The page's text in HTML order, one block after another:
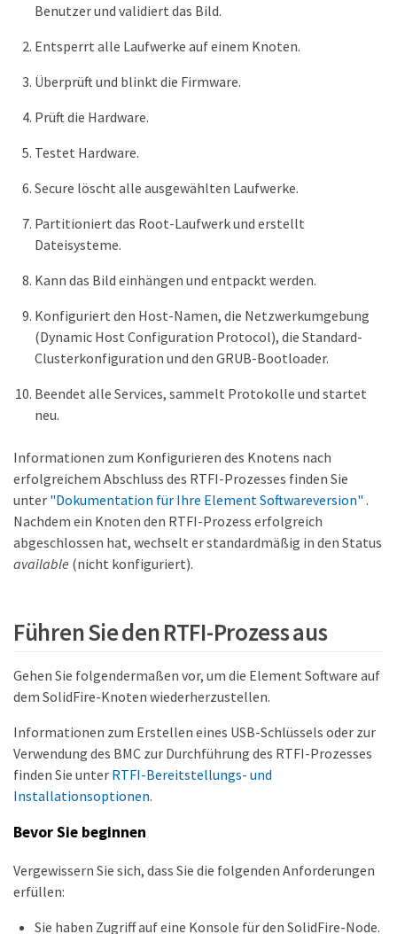
Benutzer und validiert das Bild.
Entsperrt alle Laufwerke auf einem Knoten.
Überprüft und blinkt die Firmware.
Prüft die Hardware.
Testet Hardware.
Secure löscht alle ausgewählten Laufwerke.
Partitioniert das Root-Laufwerk und erstellt
Dateisysteme.
Kann das Bild einhängen und entpackt werden.
Konfiguriert den Host-Namen, die Netzwerkumgebung
(Dynamic Host Configuration Protocol), die Standard-
Clusterkonfiguration und den GRUB-Bootloader.
Beendet alle Services, sammelt Protokolle und startet
neu.
Informationen zum Konfigurieren des Knotens nach
erfolgreichem Abschluss des RTFI-Prozesses finden Sie
unter "Dokumentation für Ihre Element Softwareversion" .
Nachdem ein Knoten den RTFI-Prozess erfolgreich
abgeschlossen hat, wechselt er standardmäßig in den Status
available (nicht konfiguriert).
Führen Sie den RTFI-Prozess aus
Gehen Sie folgendermaßen vor, um die Element Software auf
dem SolidFire-Knoten wiederherzustellen.
Informationen zum Erstellen eines USB-Schlüssels oder zur
Verwendung des BMC zur Durchführung des RTFI-Prozesses
finden Sie unter RTFI-Bereitstellungs- und
Installationsoptionen.
Bevor Sie beginnen
Vergewissern Sie sich, dass Sie die folgenden Anforderungen
erfüllen:
Sie haben Zugriff auf eine Konsole für den SolidFire-Node.